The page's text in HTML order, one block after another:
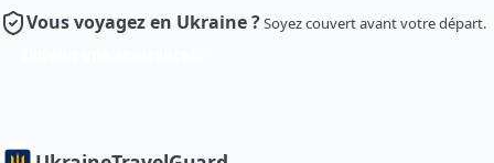
Vous voyagez en Ukraine ?Soyez couvert avant votre départ.